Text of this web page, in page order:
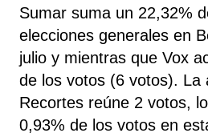
Sumar suma un 22,32%
elecciones generales en
julio y mientras que Vox
de los votos (6 votos). La
Recortes reúne 2 votos,
0,93% de los votos en